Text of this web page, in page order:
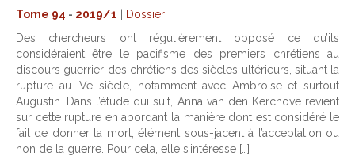
Tome 94 - 2019/1
Dossier
Des chercheurs ont régulièrement opposé ce qu’ils
considéraient être le pacifisme des premiers chrétiens au
discours guerrier des chrétiens des siècles ultérieurs, situant la
rupture au IVe siècle, notamment avec Ambroise et surtout
Augustin. Dans l’étude qui suit, Anna van den Kerchove revient
sur cette rupture en abordant la manière dont est considéré le
fait de donner la mort, élément sous-jacent à l’acceptation ou
non de la guerre. Pour cela, elle s’intéresse […]